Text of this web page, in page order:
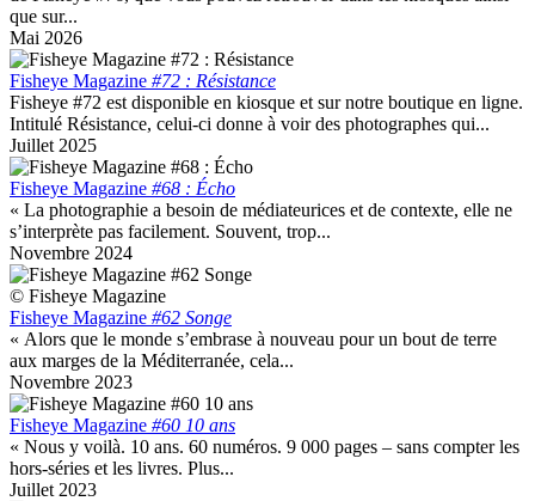
que sur...
Mai 2026
Fisheye Magazine #72 : Résistance
Fisheye #72 est disponible en kiosque et sur notre boutique en ligne.
Intitulé Résistance, celui-ci donne à voir des photographes qui...
Juillet 2025
Fisheye Magazine #68 : Écho
« La photographie a besoin de médiateurices et de contexte, elle ne
s’interprète pas facilement. Souvent, trop...
Novembre 2024
© Fisheye Magazine
Fisheye Magazine #62 Songe
« Alors que le monde s’embrase à nouveau pour un bout de terre
aux marges de la Méditerranée, cela...
Novembre 2023
Fisheye Magazine #60 10 ans
« Nous y voilà. 10 ans. 60 numéros. 9 000 pages – sans compter les
hors-séries et les livres. Plus...
Juillet 2023